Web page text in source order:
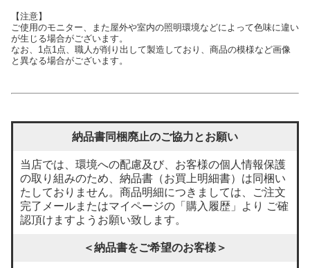
【注意】
ご使用のモニター、また屋外や室内の照明環境などによって色味に違い
が生じる場合がございます。
なお、1点1点、職人が削り出して製造しており、商品の模様など画像
と異なる場合がございます。
納品書同梱廃止のご協力とお願い
当店では、環境への配慮及び、お客様の個人情報保護
の取り組みのため、納品書（お買上明細書）は同梱い
たしておりません。商品明細につきましては、ご注文
完了メールまたはマイページの「購入履歴」より ご確
認頂けますようお願い致します。
＜納品書をご希望のお客様＞